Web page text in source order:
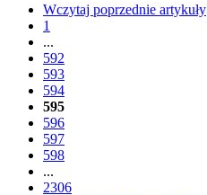
Wczytaj poprzednie artykuły
1
...
592
593
594
595
596
597
598
...
2306